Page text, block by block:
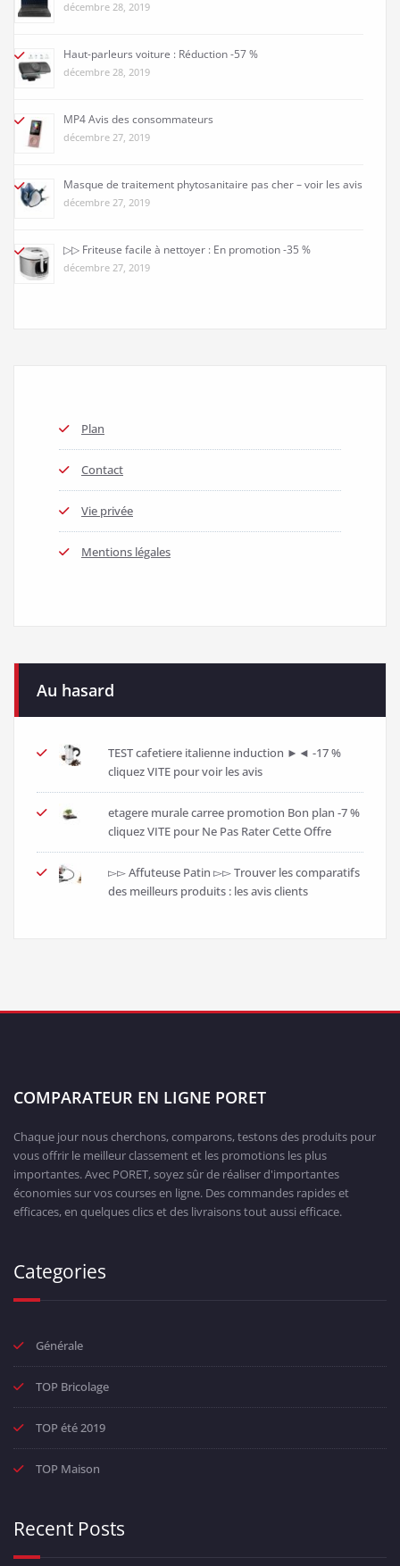
décembre 28, 2019
Haut-parleurs voiture : Réduction -57 %
décembre 28, 2019
MP4 Avis des consommateurs
décembre 27, 2019
Masque de traitement phytosanitaire pas cher – voir les avis
décembre 27, 2019
▷▷ Friteuse facile à nettoyer : En promotion -35 %
décembre 27, 2019
Plan
Contact
Vie privée
Mentions légales
Au hasard
TEST cafetiere italienne induction ►◄ -17 %
cliquez VITE pour voir les avis
etagere murale carree promotion Bon plan -7 %
cliquez VITE pour Ne Pas Rater Cette Offre
▻▻ Affuteuse Patin ▻▻ Trouver les comparatifs
des meilleurs produits : les avis clients
COMPARATEUR EN LIGNE PORET
Chaque jour nous cherchons, comparons, testons des produits pour
vous offrir le meilleur classement et les promotions les plus
importantes. Avec PORET, soyez sûr de réaliser d'importantes
économies sur vos courses en ligne. Des commandes rapides et
efficaces, en quelques clics et des livraisons tout aussi efficace.
Categories
Générale
TOP Bricolage
TOP été 2019
TOP Maison
Recent Posts